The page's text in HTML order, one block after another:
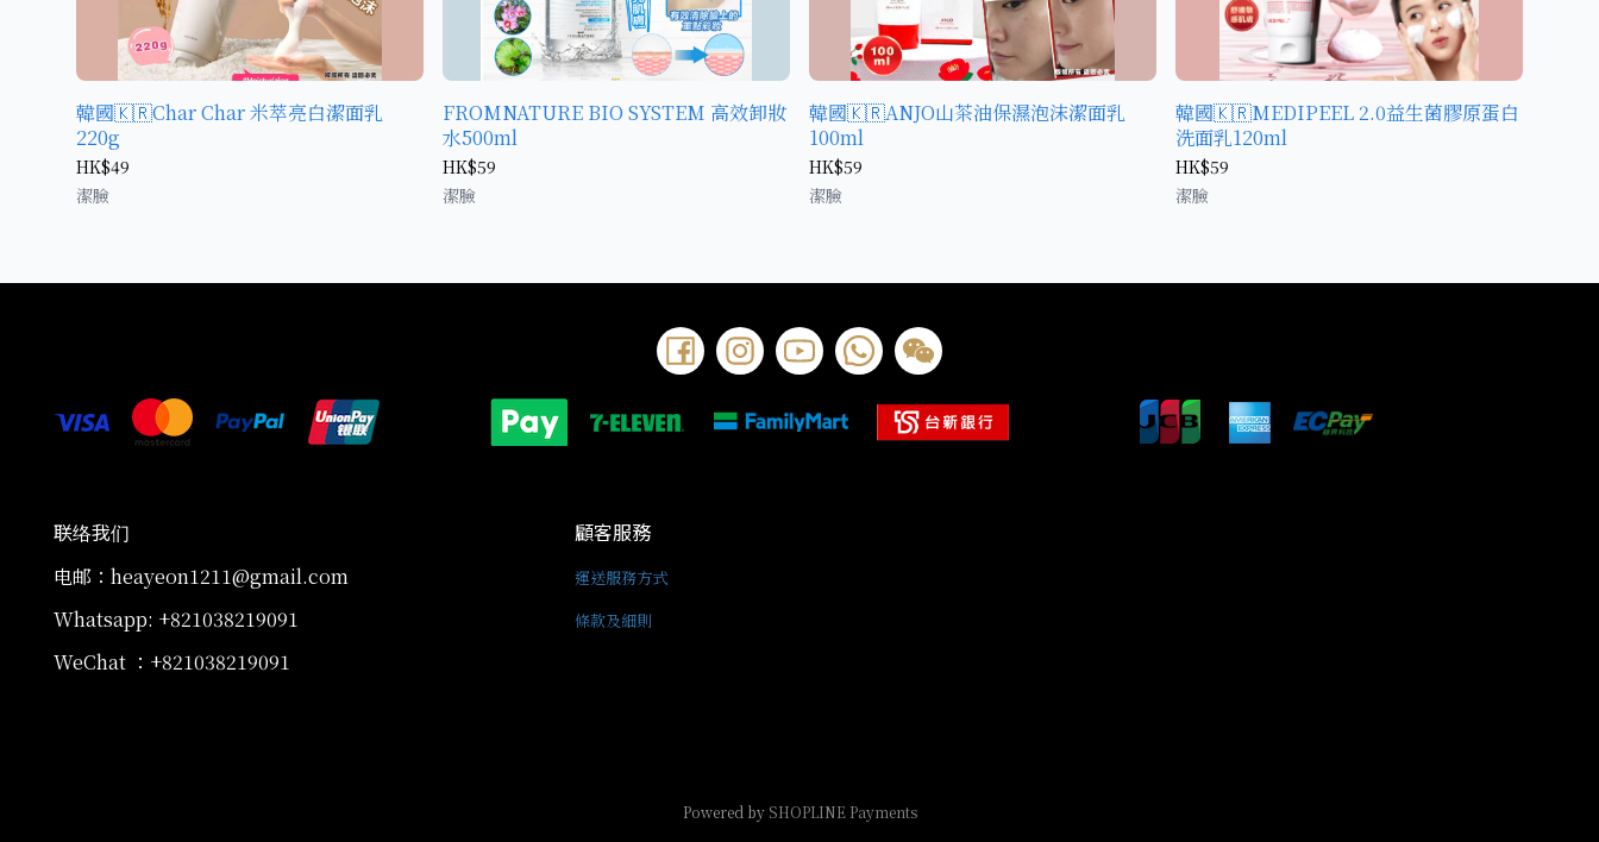
韓國🇰🇷Char Char 米萃亮白潔面乳
220g
HK$49
潔臉
FROMNATURE BIO SYSTEM 高效卸妝
水500ml
HK$59
潔臉
韓國🇰🇷ANJO山茶油保濕泡沫潔面乳
100ml
HK$59
潔臉
韓國🇰🇷MEDIPEEL 2.0益生菌膠原蛋白
洗面乳120ml
HK$59
潔臉
联络我们
电邮：heayeon1211@gmail.com
Whatsapp: +821038219091
WeChat ：+821038219091
顧客服務
運送服務方式
條款及細則
Powered by SHOPLINE Payments